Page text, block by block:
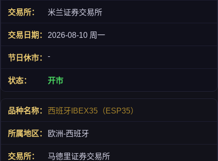
米兰证券交易所
2026-08-10 周一
-
开市
西班牙IBEX35（ESP35）
欧洲-西班牙
马德里证券交易所